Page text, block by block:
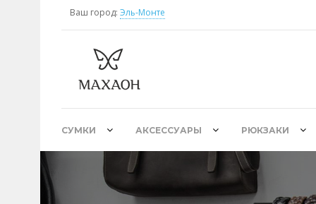
Ваш город: Эль-Монте
СУМКИ АКСЕССУАРЫ РЮКЗАКИ